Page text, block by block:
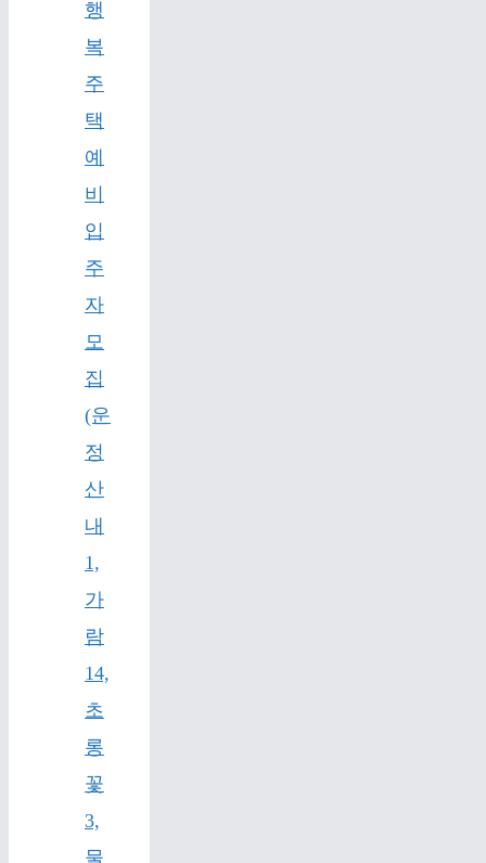
행
복
주
택
예
비
입
주
자
모
집
(운
정
산
내
1,
가
람
14,
초
롱
꽃
3,
물